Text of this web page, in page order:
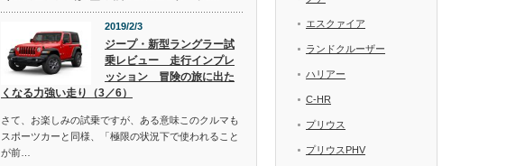
2019/2/3
ジープ・新型ラングラー試
乗レビュー 走行インプレ
ッション 冒険の旅に出た
くなる力強い走り（3／6）
さて、お楽しみの試乗ですが、ある意味このクルマも
スポーツカーと同様、「極限の状況下で使われること
が前…
エスクァイア
ランドクルーザー
ハリアー
C-HR
プリウス
プリウスPHV